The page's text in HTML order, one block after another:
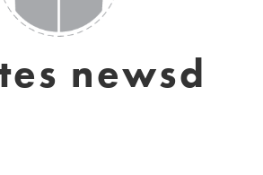
newsd